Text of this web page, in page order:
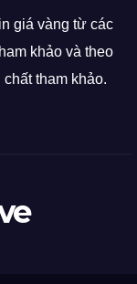
giá vàng từ các
khảo và theo
tham khảo.